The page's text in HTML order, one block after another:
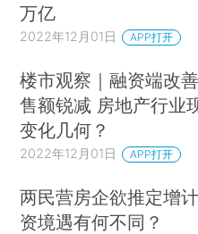
万亿
2022年12月01日 APP打开
楼市观察｜融资端改
售额锐减 房地产行业
变化几何？
2022年12月01日 APP打开
两民营房企欲推定增
资境遇有何不同？